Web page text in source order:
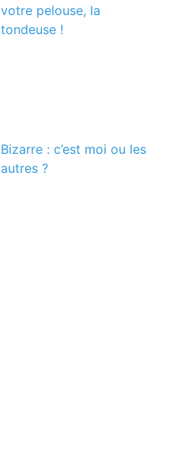
votre pelouse, la
tondeuse !
Bizarre : c’est moi ou les
autres ?